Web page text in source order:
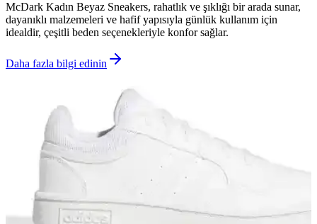
McDark Kadın Beyaz Sneakers, rahatlık ve şıklığı bir arada sunar,
dayanıklı malzemeleri ve hafif yapısıyla günlük kullanım için
idealdir, çeşitli beden seçenekleriyle konfor sağlar.
Daha fazla bilgi edinin